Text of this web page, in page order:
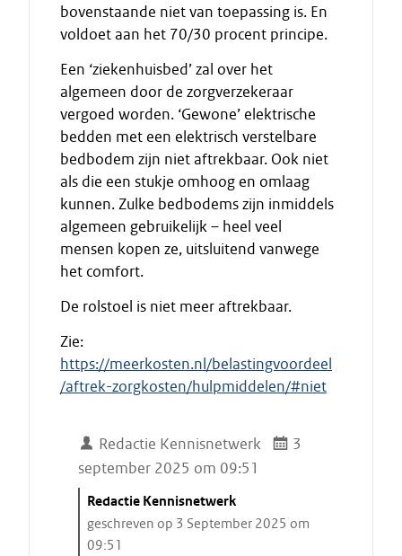
bovenstaande niet van toepassing is. En
voldoet aan het 70/30 procent principe.
Een ‘ziekenhuisbed’ zal over het
algemeen door de zorgverzekeraar
vergoed worden. ‘Gewone’ elektrische
bedden met een elektrisch verstelbare
bedbodem zijn niet aftrekbaar. Ook niet
als die een stukje omhoog en omlaag
kunnen. Zulke bedbodems zijn inmiddels
algemeen gebruikelijk – heel veel
mensen kopen ze, uitsluitend vanwege
het comfort.
De rolstoel is niet meer aftrekbaar.
Zie:
https://meerkosten.nl/belastingvoordeel
/aftrek-zorgkosten/hulpmiddelen/#niet
Redactie Kennisnetwerk
3
september 2025 om 09:51
C
i
t
Redactie Kennisnetwerk
geschreven op 3 September 2025 om
09:51